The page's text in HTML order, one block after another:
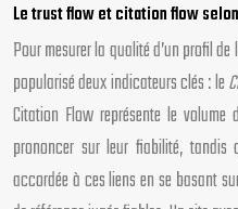
Le trust flow et citation flow
Pour mesurer la qualité d’un profil
popularisé deux indicateurs clés : le
Citation Flow représente le
prononcer sur leur fiabilité,
accordée à ces liens en se basant